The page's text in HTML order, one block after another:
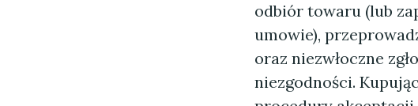
odbiór towaru (lub
umowie),
oraz niezwłoczne
niezgodności.